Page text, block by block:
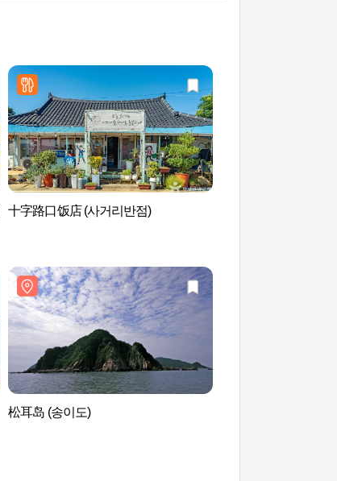
十字路口饭店 (사거리반점)
松耳岛 (송이도)